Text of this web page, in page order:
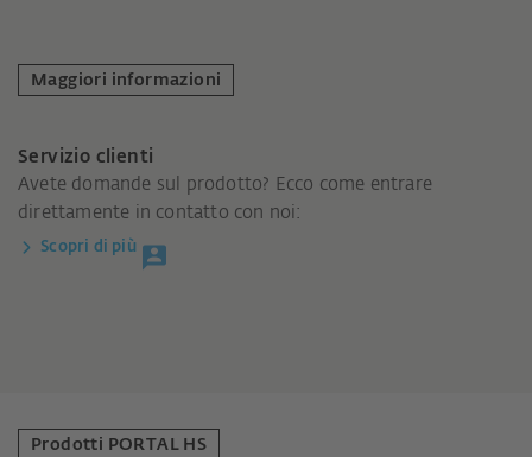
Maggiori informazioni
Servizio clienti
Avete domande sul prodotto? Ecco come entrare
direttamente in contatto con noi:
Scopri di più
Prodotti PORTAL HS